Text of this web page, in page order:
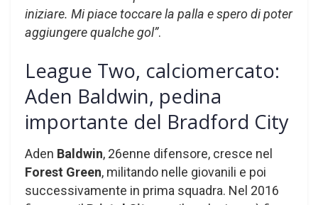
iniziare. Mi piace toccare la palla e spero di poter
aggiungere qualche gol”.
League Two, calciomercato:
Aden Baldwin, pedina
importante del Bradford City
Aden Baldwin, 26enne difensore, cresce nel
Forest Green, militando nelle giovanili e poi
successivamente in prima squadra. Nel 2016